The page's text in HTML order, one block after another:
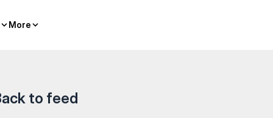
More
More — Individual classes
to feed